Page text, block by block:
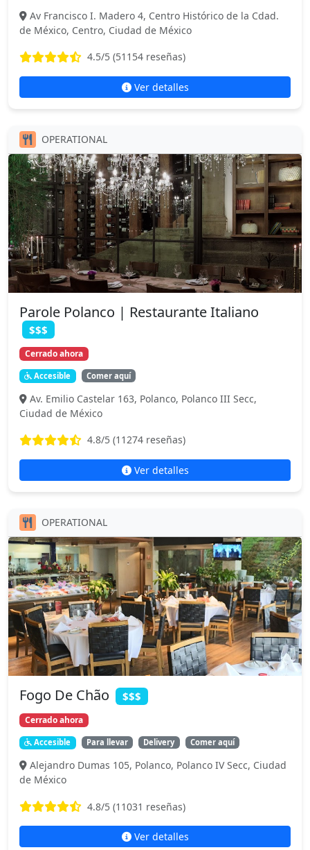
Av Francisco I. Madero 4, Centro Histórico de la Cdad.
de México, Centro, Ciudad de México
4.5/5 (51154 reseñas)
Ver detalles
OPERATIONAL
Parole Polanco | Restaurante Italiano
$$$
Cerrado ahora
Accesible Comer aquí
Av. Emilio Castelar 163, Polanco, Polanco III Secc,
Ciudad de México
4.8/5 (11274 reseñas)
Ver detalles
OPERATIONAL
Fogo De Chão $$$
Cerrado ahora
Accesible Para llevar Delivery Comer aquí
Alejandro Dumas 105, Polanco, Polanco IV Secc, Ciudad
de México
4.8/5 (11031 reseñas)
Ver detalles